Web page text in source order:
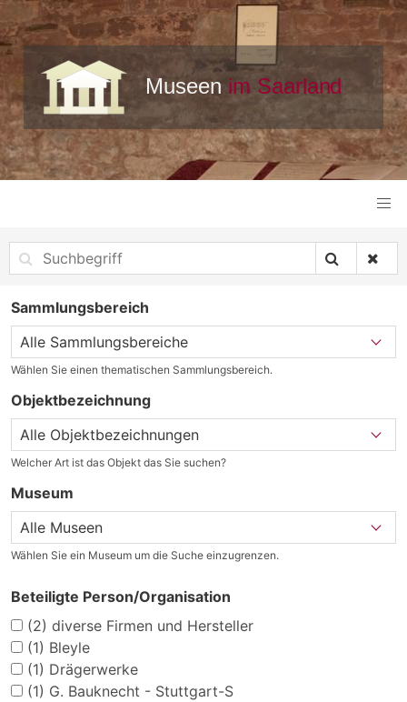
Sammlungsbereich
Wählen Sie einen thematischen Sammlungsbereich.
Objektbezeichnung
Welcher Art ist das Objekt das Sie suchen?
Museum
Wählen Sie ein Museum um die Suche einzugrenzen.
Beteiligte Person/Organisation
(2) diverse Firmen und Hersteller
(1) Bleyle
(1) Drägerwerke
(1) G. Bauknecht - Stuttgart-S